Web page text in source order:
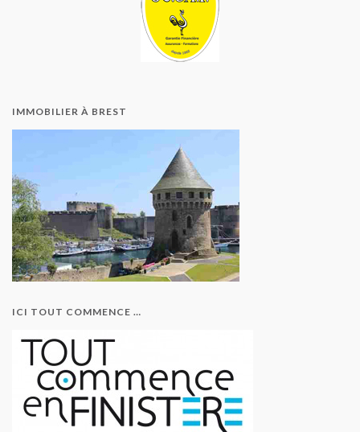
IMMOBILIER À BREST
ICI TOUT COMMENCE …